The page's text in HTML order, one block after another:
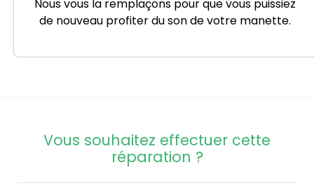
Nous vous la remplaçons pour que vous puissiez
de nouveau profiter du son de votre manette.
Vous souhaitez effectuer cette
réparation ?